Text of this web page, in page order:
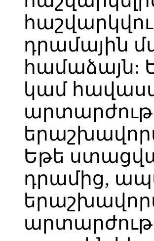
դրամային
համաձայն:
կամ
Եթե
դրամից,